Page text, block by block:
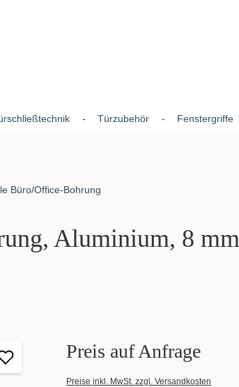
Türzubehör Fenstergriffe
Büro/Office-Bohrung
Aluminium, 8 mm
Preis auf Anfrage
Preise inkl. MwSt. zzgl. Versandkosten